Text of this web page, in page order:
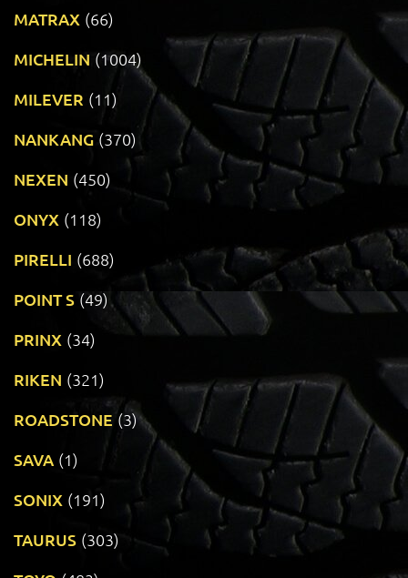
MATRAX (66)
MICHELIN (1004)
MILEVER (11)
NANKANG (370)
NEXEN (450)
ONYX (118)
PIRELLI (688)
POINT S (49)
PRINX (34)
RIKEN (321)
ROADSTONE (3)
SAVA (1)
SONIX (191)
TAURUS (303)